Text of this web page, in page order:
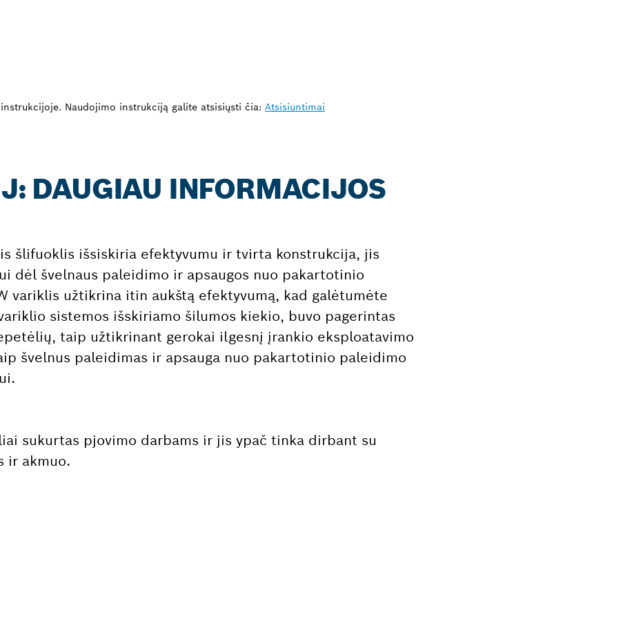
Naudojimo instrukciją galite atsisiųsti čia: Atsisiuntimai
DAUGIAU INFORMACIJOS
šlifuoklis išsiskiria efektyvumu ir tvirta konstrukcija, jis
dėl švelnaus paleidimo ir apsaugos nuo pakartotinio
variklis užtikrina itin aukštą efektyvumą, kad galėtumėte
sistemos išskiriamo šilumos kiekio, buvo pagerintas
taip užtikrinant gerokai ilgesnį įrankio eksploatavimo
švelnus paleidimas ir apsauga nuo pakartotinio paleidimo
sukurtas pjovimo darbams ir jis ypač tinka dirbant su
ir akmuo.